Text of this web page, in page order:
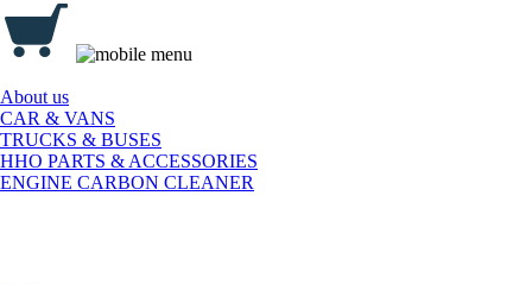
About us
CAR & VANS
TRUCKS & BUSES
HHO PARTS & ACCESSORIES
ENGINE CARBON CLEANER